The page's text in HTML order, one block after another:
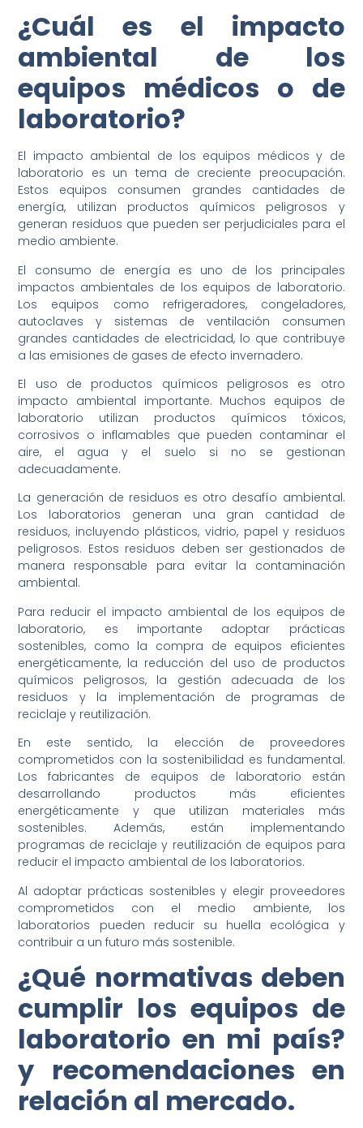
¿Cuál es el impacto
ambiental de los
equipos médicos o de
laboratorio?
El impacto ambiental de los equipos médicos y de
laboratorio es un tema de creciente preocupación.
Estos equipos consumen grandes cantidades de
energía, utilizan productos químicos peligrosos y
generan residuos que pueden ser perjudiciales para el
medio ambiente.
El consumo de energía es uno de los principales
impactos ambientales de los equipos de laboratorio.
Los equipos como refrigeradores, congeladores,
autoclaves y sistemas de ventilación consumen
grandes cantidades de electricidad, lo que contribuye
a las emisiones de gases de efecto invernadero.
El uso de productos químicos peligrosos es otro
impacto ambiental importante. Muchos equipos de
laboratorio utilizan productos químicos tóxicos,
corrosivos o inflamables que pueden contaminar el
aire, el agua y el suelo si no se gestionan
adecuadamente.
La generación de residuos es otro desafío ambiental.
Los laboratorios generan una gran cantidad de
residuos, incluyendo plásticos, vidrio, papel y residuos
peligrosos. Estos residuos deben ser gestionados de
manera responsable para evitar la contaminación
ambiental.
Para reducir el impacto ambiental de los equipos de
laboratorio, es importante adoptar prácticas
sostenibles, como la compra de equipos eficientes
energéticamente, la reducción del uso de productos
químicos peligrosos, la gestión adecuada de los
residuos y la implementación de programas de
reciclaje y reutilización.
En este sentido, la elección de proveedores
comprometidos con la sostenibilidad es fundamental.
Los fabricantes de equipos de laboratorio están
desarrollando productos más eficientes
energéticamente y que utilizan materiales más
sostenibles. Además, están implementando
programas de reciclaje y reutilización de equipos para
reducir el impacto ambiental de los laboratorios.
Al adoptar prácticas sostenibles y elegir proveedores
comprometidos con el medio ambiente, los
laboratorios pueden reducir su huella ecológica y
contribuir a un futuro más sostenible.
¿Qué normativas deben
cumplir los equipos de
laboratorio en mi país?
y recomendaciones en
relación al mercado.